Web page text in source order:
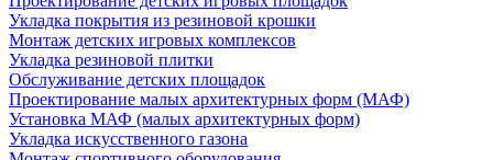
Укладка покрытия из резиновой крошки
Монтаж детских игровых комплексов
Укладка резиновой плитки
Обслуживание детских площадок
Проектирование малых архитектурных форм (МАФ)
Установка МАФ (малых архитектурных форм)
Укладка искусственного газона